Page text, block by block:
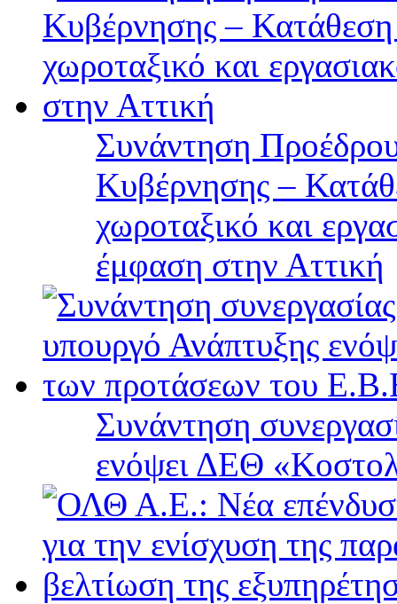
Συνάντηση
Κυβέρνησης –
χωροταξικό και
έμφαση στην Αττική
Συνάντηση
ενόψει ΔΕΘ